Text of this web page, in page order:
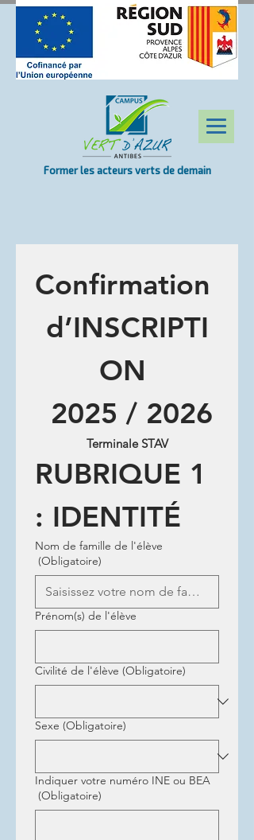
Former les acteurs verts de demain
Confirmation
d’INSCRIPTI
ON
2025 / 2026
Terminale STAV
RUBRIQUE 1
: IDENTITÉ
Nom de famille de l'élève
(Obligatoire)
Prénom(s) de l'élève
Civilité de l'élève (Obligatoire)
Sexe (Obligatoire)
Indiquer votre numéro INE ou BEA
(Obligatoire)